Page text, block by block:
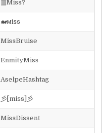
▥Miss?
🐋ᴍiss
MissBruise
EnmityMiss
AselpeHashtag
彡[miѕs]彡
MissDissent